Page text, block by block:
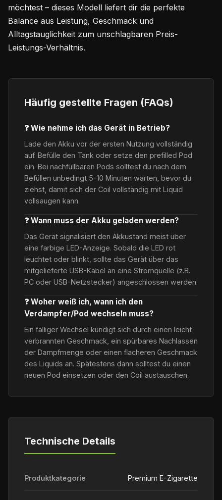
möchtest – dieses Modell liefert dir die perfekte
Balance aus Leistung, Geschmack und
Alltagstauglichkeit zum unschlagbaren Preis-
Leistungs-Verhältnis.
Häufig gestellte Fragen (FAQs)
❓ Wie nehme ich das Gerät in Betrieb?
Lade den Akku vor der ersten Nutzung vollständig
auf. Befülle den Tank oder setze den prefilled Pod
ein. Bei nachfüllbaren Pods solltest du nach dem
Befüllen unbedingt 5–10 Minuten warten, bevor du
ziehst, damit sich der Coil vollständig mit Liquid
vollsaugen kann.
❓ Wann muss der Akku geladen werden?
Das Gerät signalisiert den Akkustand meist über
eine farbige LED-Anzeige. Sobald die LED rot
leuchtet oder blinkt, sollte das Gerät über das
mitgelieferte USB-Kabel an eine Stromquelle (z.B.
PC oder USB-Netzstecker) angeschlossen werden.
❓ Woher weiß ich, wann ich den
Verdampfer/Pod wechseln muss?
Ein fälliger Wechsel kündigt sich durch einen leicht
verbrannten Geschmack, ein spürbares Nachlassen
der Dampfmenge oder einen flacheren Geschmack
des Liquids an. Spätestens dann solltest du einen
neuen Pod einsetzen oder den Coil austauschen.
Technische Details
Produktkategorie Premium E-Zigarette